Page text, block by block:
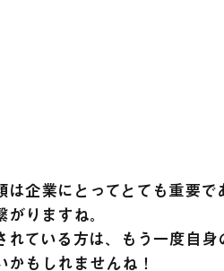
は企業にとってとても重要で
がりますね。
れている方は、もう一度自身
かもしれませんね！